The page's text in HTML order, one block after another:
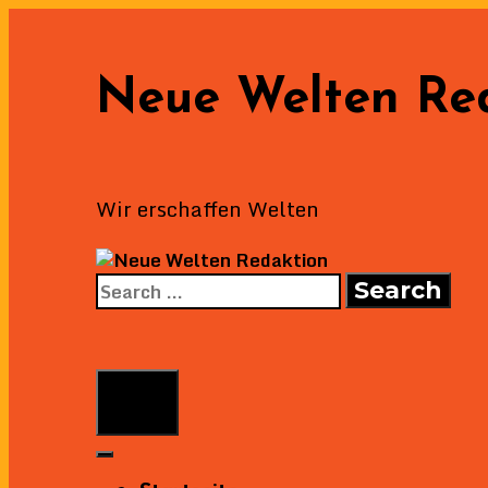
Neue Welten
Wir erschaffen Welten
Search
for: